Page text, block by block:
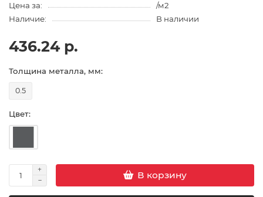
Цена за:
/м2
Наличие:
В наличии
436.24 р.
Толщина металла, мм:
0.5
Цвет:
В корзину